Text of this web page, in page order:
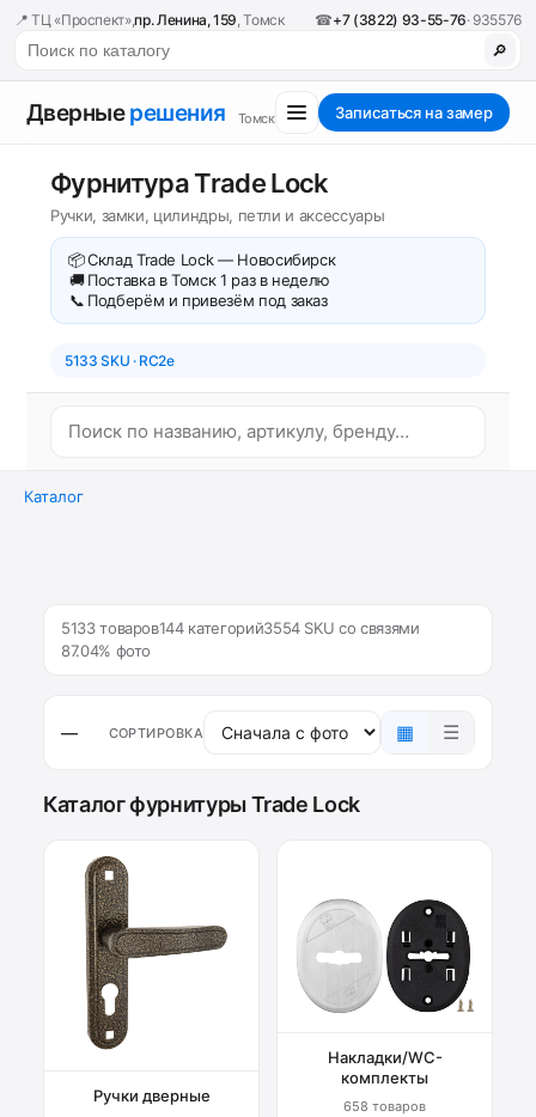
📍 ТЦ «Проспект»,пр. Ленина, 159, Томск ☎+7 (3822) 93-55-76· 935576
🔎
Дверныерешения Томск Записаться на замер
Фурнитура Trade Lock
Ручки, замки, цилиндры, петли и аксессуары
📦Склад Trade Lock — Новосибирск
🚚 Поставка в Томск 1 раз в неделю
📞 Подберём и привезём под заказ
5133 SKU · RC2e
Каталог
5133 товаров144 категорий3554 SKU со связями
87.04% фото
— СОРТИРОВКА ▦ ☰
Каталог фурнитуры Trade Lock
Ручки дверные
Накладки/WC-
комплекты
658 товаров